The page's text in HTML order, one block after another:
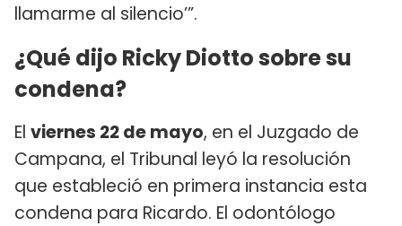
llamarme al silencio’”.
¿Qué dijo Ricky Diotto sobre su
condena?
El viernes 22 de mayo, en el Juzgado de
Campana, el Tribunal leyó la resolución
que estableció en primera instancia esta
condena para Ricardo. El odontólogo